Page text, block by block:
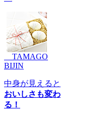
TAMAGO
BIJIN
中身が見えると
おいしさも変わ
る！